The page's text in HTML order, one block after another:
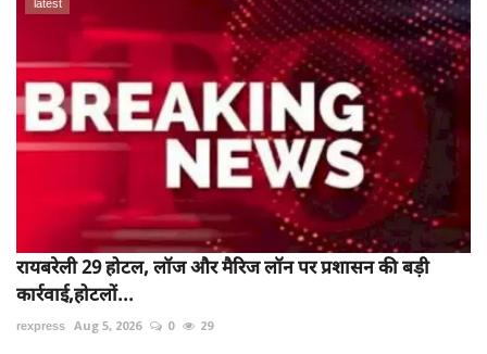
रायबरेली 29 होटल, लॉज और मैरिज लॉन पर प्रशासन की बड़ी
कार्रवाई,होटलों...
rexpress Aug 5, 2026 0 29